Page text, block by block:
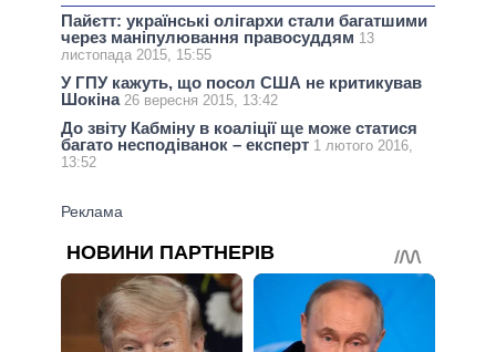
Пайєтт: українські олігархи стали багатшими
через маніпулювання правосуддям 13
листопада 2015, 15:55
У ГПУ кажуть, що посол США не критикував
Шокіна 26 вересня 2015, 13:42
До звіту Кабміну в коаліції ще може статися
багато несподіванок – експерт 1 лютого 2016,
13:52